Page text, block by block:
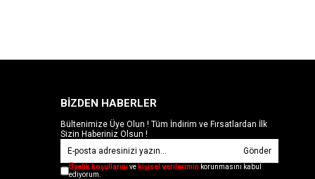
BİZDEN HABERLER
Bültenimize Üye Olun ! Tüm İndirim ve Fırsatlardan İlk
Sizin Haberiniz Olsun !
Gönder
Üyelik koşullarınıve kişisel verilerimin korunmasını kabul
ediyorum.